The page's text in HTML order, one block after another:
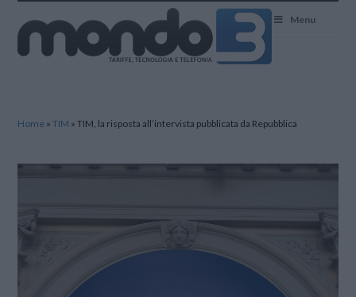
Menu
Home »TIM »TIM, la risposta all’intervista pubblicata da Repubblica